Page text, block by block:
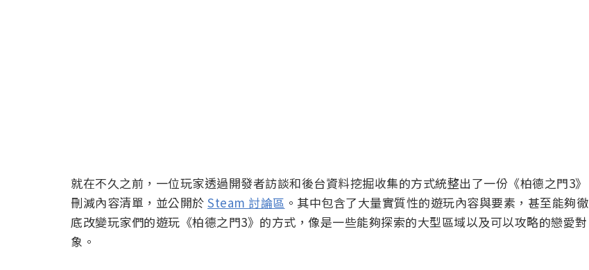
就在不久之前，一位玩家透過開發者訪談和後台資料挖掘收集的方式統整出了一份《柏德之門3》
刪減內容清單，並公開於 Steam 討論區 。其中包含了大量實質性的遊玩內容與要素，甚至能夠徹
底改變玩家們的遊玩《柏德之門3》的方式，像是一些能夠探索的大型區域以及可以攻略的戀愛對
象。